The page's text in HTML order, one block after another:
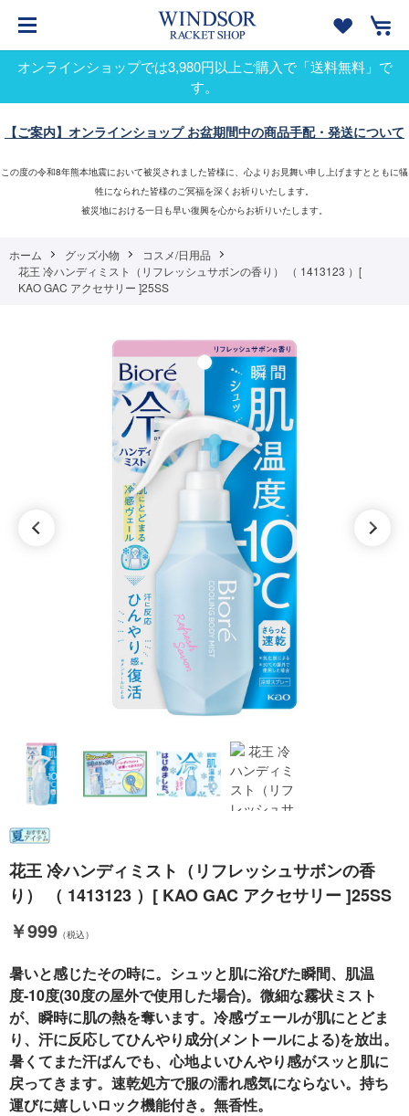
オンラインショップでは3,980円以上ご購入で「送料無料」で
す。
【ご案内】オンラインショップ お盆期間中の商品手配・発送について
この度の令和8年熊本地震において被災されました皆様に、心よりお見舞い申し上げますとともに犠
牲になられた皆様のご冥福を深くお祈りいたします。
被災地における一日も早い復興を心からお祈りいたします。
ホーム グッズ小物
コスメ/日用品
花王 冷ハンディミスト（リフレッシュサボンの香り） （ 1413123 ）[
KAO GAC アクセサリー ]25SS
花王 冷ハンディミスト（リフレッシュサボンの香
り） （ 1413123 ）[ KAO GAC アクセサリー ]25SS
￥999 （税込）
暑いと感じたその時に。シュッと肌に浴びた瞬間、肌温
度-10度(30度の屋外で使用した場合)。微細な霧状ミスト
が、瞬時に肌の熱を奪います。冷感ヴェールが肌にとどま
り、汗に反応してひんやり成分(メントールによる)を放出。
暑くてまた汗ばんでも、心地よいひんやり感がスッと肌に
戻ってきます。速乾処方で服の濡れ感気にならない。持ち
運びに嬉しいロック機能付き。無香性。